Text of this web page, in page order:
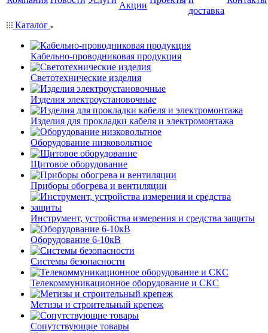
Акции
доставка
Каталог
Кабельно-проводниковая продукция
Светотехнические изделия
Изделия электроустановочные
Изделия для прокладки кабеля и электромонтажа
Оборудование низковольтное
Щитовое оборудование
Приборы обогрева и вентиляции
Инструмент, устройства измерения и средства защиты
Оборудование 6-10кВ
Системы безопасности
Телекоммуникационное оборудование и СКС
Метизы и строительный крепеж
Сопутствующие товары